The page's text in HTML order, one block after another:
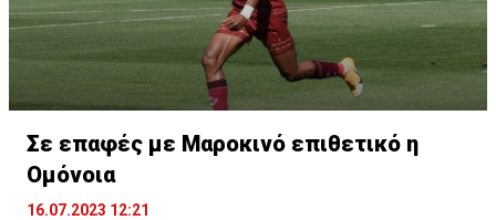
Σε επαφές με Μαροκινό επιθετικό η
Ομόνοια
16.07.2023 12:21